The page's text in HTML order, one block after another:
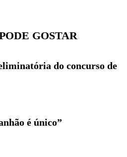
GOSTAR
do concurso de
é único”